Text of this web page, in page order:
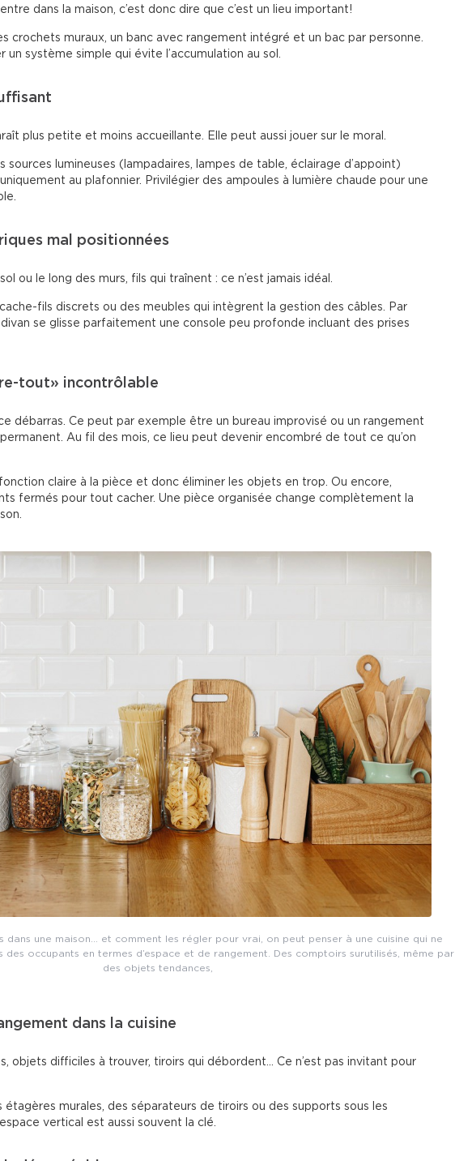
dans la maison, c’est donc dire que c’est un lieu important!
crochets muraux, un banc avec rangement intégré et un bac par personne.
un système simple qui évite l’accumulation au sol.
plus petite et moins accueillante. Elle peut aussi jouer sur le moral.
sources lumineuses (lampadaires, lampes de table, éclairage d’appoint)
au plafonnier. Privilégier des ampoules à lumière chaude pour une
mal positionnées
ou le long des murs, fils qui traînent : ce n’est jamais idéal.
fils discrets ou des meubles qui intègrent la gestion des câbles. Par
se glisse parfaitement une console peu profonde incluant des prises
tout» incontrôlable
débarras. Ce peut par exemple être un bureau improvisé ou un rangement
Au fil des mois, ce lieu peut devenir encombré de tout ce qu’on
claire à la pièce et donc éliminer les objets en trop. Ou encore,
fermés pour tout cacher. Une pièce organisée change complètement la
dans une maison… et comment les régler pour vrai, on peut penser à une cuisine qui ne
des occupants en termes d’espace et de rangement. Des comptoirs surutilisés, même par
des objets tendances,
dans la cuisine
objets difficiles à trouver, tiroirs qui débordent… Ce n’est pas invitant pour
étagères murales, des séparateurs de tiroirs ou des supports sous les
vertical est aussi souvent la clé.